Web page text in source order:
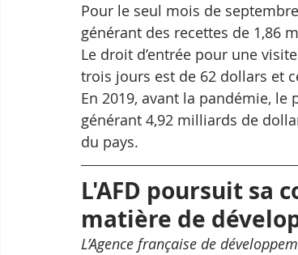
Pour le seul mois de
générant des recettes de 1,86
Le droit d’entrée pour une
trois jours est de 62 dollars et
En 2019, avant la pandémie,
générant 4,92 milliards de
du pays.
L'AFD poursuit sa
matière de
L’Agence française de